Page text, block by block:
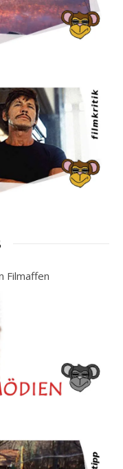
Filmaffen